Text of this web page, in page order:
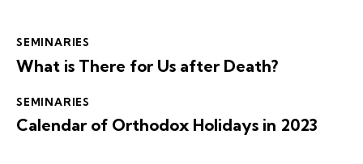
SEMINARIES
What is There for Us after Death?
SEMINARIES
Calendar of Orthodox Holidays in 2023